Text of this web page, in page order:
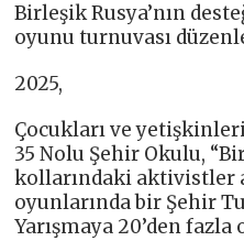
Birleşik Rusya’nın
oyunu turnuvası
2025,
Çocukları ve
35 Nolu Şehir Okulu,
kollarındaki aktivistler
oyunlarında bir Şehir
Yarışmaya 20’den fazla